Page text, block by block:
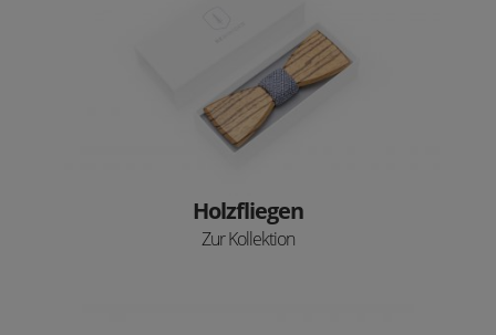
Holzfliegen
Zur Kollektion